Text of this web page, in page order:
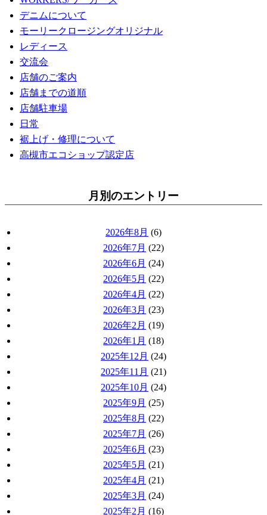
デニムについて
モーリークロージングオリジナル
レディース
交流会
店舗のご案内
店舗までの道順
店舗駐車場
日常
裾上げ・修理について
高槻市エコショップ認定店
月別のエントリー
2026年8月 (6)
2026年7月 (22)
2026年6月 (24)
2026年5月 (22)
2026年4月 (22)
2026年3月 (23)
2026年2月 (19)
2026年1月 (18)
2025年12月 (24)
2025年11月 (21)
2025年10月 (24)
2025年9月 (25)
2025年8月 (22)
2025年7月 (26)
2025年6月 (23)
2025年5月 (21)
2025年4月 (21)
2025年3月 (24)
2025年2月 (16)